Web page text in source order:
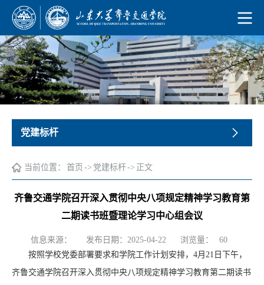
党建标杆
当前位置： 首页 -> 党建标杆-> 正文
齐鲁交通学院召开深入贯彻中央八项规定精神学习教育第
二期读书班暨理论学习中心组会议
信息来源： 发布日期：2025-04-22 浏览量：
60
按照学校党委部署要求和学院工作计划安排，4月21日下午，
齐鲁交通学院召开深入贯彻中央八项规定精神学习教育第二期读书